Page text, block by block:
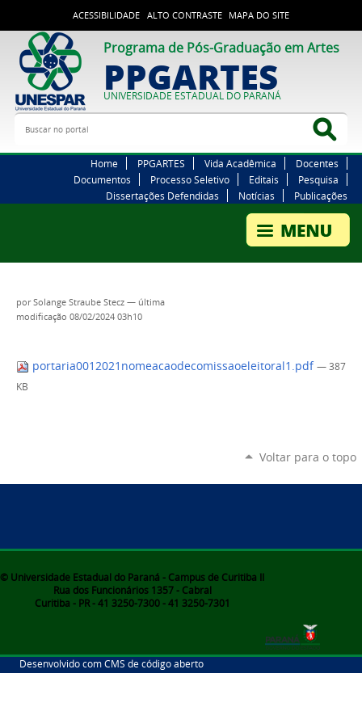
ACESSIBILIDADE ALTO CONTRASTE MAPA DO SITE
Programa de Pós-Graduação em Artes
PPGARTES
UNIVERSIDADE ESTADUAL DO PARANÁ
Buscar no portal
Home PPGARTES Vida Acadêmica
Docentes
Documentos
Processo Seletivo Editais
Pesquisa
Dissertações Defendidas
Notícias Publicações
porSolange Straube Stecz — última
modificação 08/02/2024 03h10
portaria0012021nomeacaodecomissaoeleitoral1.pdf — 387
KB
Voltar para o topo
© Universidade Estadual do Paraná - Campus de Curitiba II
Rua dos Funcionários 1357 - Cabral
Curitiba - PR - 41 3250-7300 - 41 3250-7301
Desenvolvido com CMS de código aberto